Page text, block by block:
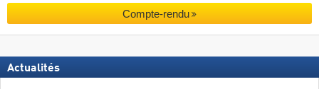
Compte-rendu
Actualités